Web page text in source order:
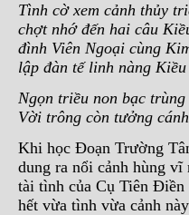
Tình cờ xem cảnh thủy
chợt nhớ đến hai câu
đình Viên Ngoại cùng
lập đàn tế linh nàng
Ngọn triều non bạc
Vời trông còn tưởng
Khi học Đoạn Trường
dung ra nổi cảnh hùng
tài tình của Cụ Tiên
hết vừa tình vừa cảnh